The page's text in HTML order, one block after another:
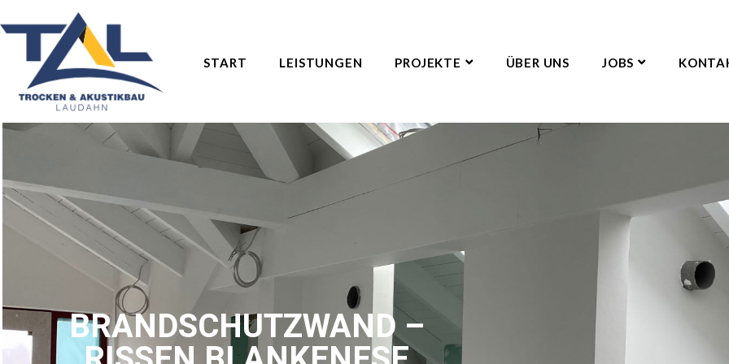
START LEISTUNGEN PROJEKTE ÜBER UNS JOBS
BRANDSCHUTZWAND –